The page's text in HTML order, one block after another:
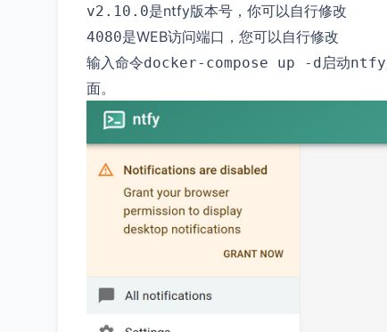
v2.10.0是ntfy版本号，你可以自行修改
4080是WEB访问端口，您可以自行修改
输入命令docker-compose up -d 启动ntfy
面。